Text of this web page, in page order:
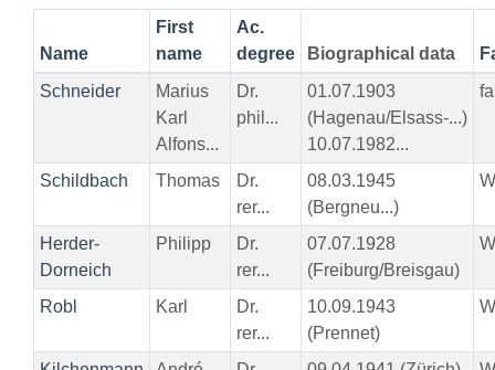
Name
First
name
Ac.
degree
Biographical data
Schneider
Marius
Karl
Alfons...
Dr.
phil...
01.07.1903
(Hagenau/Elsass-...)
10.07.1982...
Schildbach Thomas
Dr.
rer...
08.03.1945
(Bergneu...)
Herder-
Dorneich
Philipp
Dr.
rer...
07.07.1928
(Freiburg/Breisgau)
Robl Karl
Dr.
rer...
10.09.1943
(Prennet)